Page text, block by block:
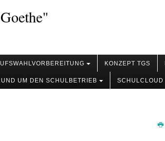
KONZEPT TGS
UM DEN SCHULBETRIEB SCHULCLOUD